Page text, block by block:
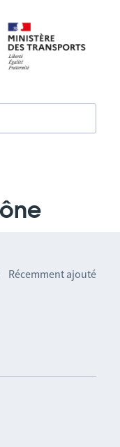
Récemment ajouté